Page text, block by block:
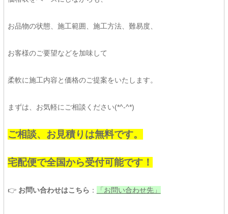
お品物の状態、施工範囲、施工方法、難易度、
お客様のご要望などを加味して
柔軟に施工内容と価格のご提案をいたします。
まずは、お気軽にご相談ください(*^-^*)
ご相談、お見積りは無料です。
宅配便で全国から受付可能です！
👉 お問い合わせはこちら ： 「お問い合わせ先」